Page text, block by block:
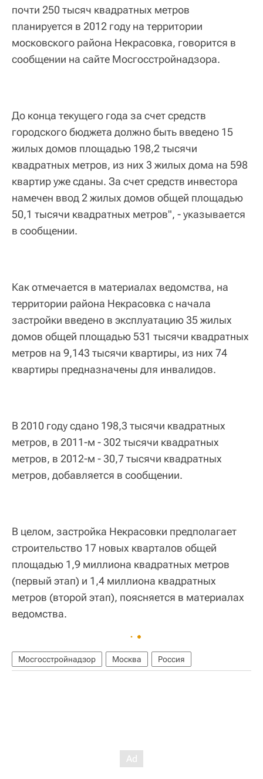
почти 250 тысяч квадратных метров
планируется в 2012 году на территории
московского района Некрасовка, говорится в
сообщении на сайте Мосгосстройнадзора.
До конца текущего года за счет средств
городского бюджета должно быть введено 15
жилых домов площадью 198,2 тысячи
квадратных метров, из них 3 жилых дома на 598
квартир уже сданы. За счет средств инвестора
намечен ввод 2 жилых домов общей площадью
50,1 тысячи квадратных метров", - указывается
в сообщении.
Как отмечается в материалах ведомства, на
территории района Некрасовка с начала
застройки введено в эксплуатацию 35 жилых
домов общей площадью 531 тысячи квадратных
метров на 9,143 тысячи квартиры, из них 74
квартиры предназначены для инвалидов.
В 2010 году сдано 198,3 тысячи квадратных
метров, в 2011-м - 302 тысячи квадратных
метров, в 2012-м - 30,7 тысячи квадратных
метров, добавляется в сообщении.
В целом, застройка Некрасовки предполагает
строительство 17 новых кварталов общей
площадью 1,9 миллиона квадратных метров
(первый этап) и 1,4 миллиона квадратных
метров (второй этап), поясняется в материалах
ведомства.
Мосгосстройнадзор Москва Россия